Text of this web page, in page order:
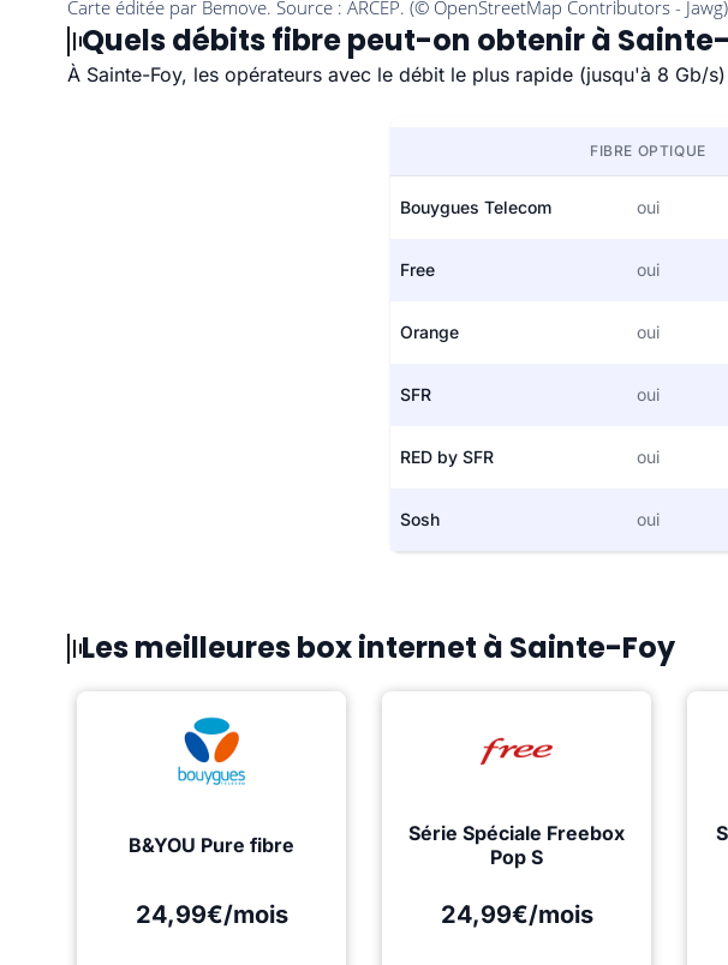
Quels débits fibre peut-on obtenir à
À Sainte-Foy, les opérateurs avec le débit le plus rapide (jusqu'à 8 Gb/
FIBRE OPTIQUE
Bouygues Telecom oui
Free oui
Orange oui
SFR oui
RED by SFR oui
Sosh oui
Les meilleures box internet à Sainte-Foy
B&YOU Pure fibre
24,99€/mois
Série Spéciale Freebox
Pop S
24,99€/mois